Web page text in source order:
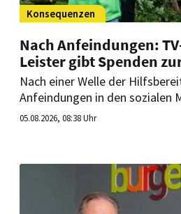
Konsequenzen
Nach Anfeindungen:
Leister gibt Spenden
Nach einer Welle der
Anfeindungen in den sozialen
Unwetter in Rathen betroffene
05.08.2026, 08:38 Uhr